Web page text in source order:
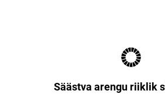
Säästva arengu riiklik